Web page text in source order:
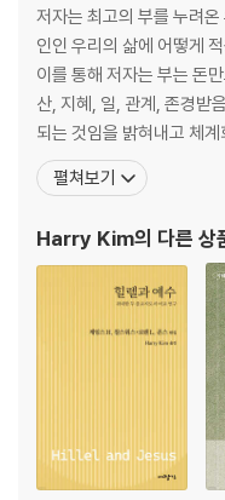
18. 흩어진 자들을 위한 십자
자가 영성
19. 수지타산을 맞추다 : 소
20. 미국 디아스포라 한인교
21. 남반구의 기도와 능력 :
22. 디아스포라 가족 : 가족
23. 다문화 간 연합의 이해와
24. 싱가포르의 교회와 영혼
5부 디아스포라 선교의 지역
서론 : 디아스포라 선교의 지
25. 유대인 디아스포라 사역
26. 중국 디아스포라 교회와
27. 아라비아만에 있는 초국
랄라 오순절 교회
저자는 최고의 부를 누려
인인 우리의 삶에 어떻게
이를 통해 저자는 부는 돈
산, 지혜, 일, 관계, 존경받
되는 것임을 밝혀내고 체계화했다. 저자는 크리스천
선교(BAM)의 이론가이
n University 닐 존슨 교수
적인 사업가”라
펼쳐보기
Harry Kim의 다른 상